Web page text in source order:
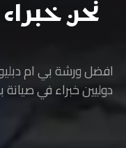
نحن
افضل ورشة بي ام
دوليين خبراء في صيانة